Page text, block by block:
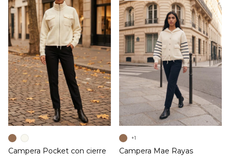
Campera Pocket con cierre Campera Mae Rayas
+1